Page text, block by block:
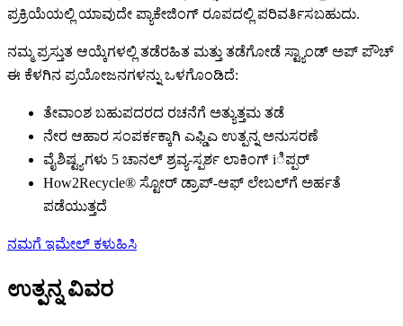
ಪ್ರಕ್ರಿಯೆಯಲ್ಲಿ ಯಾವುದೇ ಪ್ಯಾಕೇಜಿಂಗ್ ರೂಪದಲ್ಲಿ ಪರಿವರ್ತಿಸಬಹುದು.
ನಮ್ಮ ಪ್ರಸ್ತುತ ಆಯ್ಕೆಗಳಲ್ಲಿ ತಡೆರಹಿತ ಮತ್ತು ತಡೆಗೋಡೆ ಸ್ಟ್ಯಾಂಡ್ ಅಪ್ ಪೌಚ್
ಈ ಕೆಳಗಿನ ಪ್ರಯೋಜನಗಳನ್ನು ಒಳಗೊಂಡಿದೆ:
ತೇವಾಂಶ ಬಹುಪದರದ ರಚನೆಗೆ ಅತ್ಯುತ್ತಮ ತಡೆ
ನೇರ ಆಹಾರ ಸಂಪರ್ಕಕ್ಕಾಗಿ ಎಫ್ಡಿಎ ಉತ್ಪನ್ನ ಅನುಸರಣೆ
ವೈಶಿಷ್ಟ್ಯಗಳು 5 ಚಾನಲ್ ಶ್ರವ್ಯ-ಸ್ಪರ್ಶ ಲಾಕಿಂಗ್ iಿಪ್ಪರ್
How2Recycle® ಸ್ಟೋರ್ ಡ್ರಾಪ್-ಆಫ್ ಲೇಬಲ್‌ಗೆ ಅರ್ಹತೆ
ಪಡೆಯುತ್ತದೆ
ನಮಗೆ ಇಮೇಲ್ ಕಳುಹಿಸಿ
ಉತ್ಪನ್ನ ವಿವರ